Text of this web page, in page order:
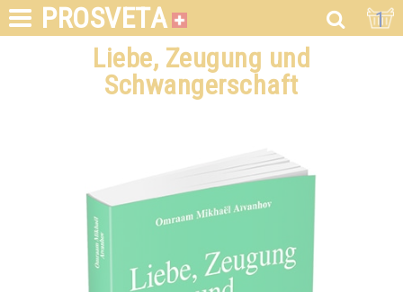
PROSVETA 1
Liebe, Zeugung und
Schwangerschaft